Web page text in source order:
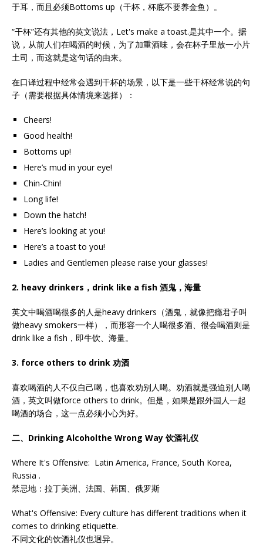
于耳，而且必须Bottoms up（干杯，杯底不要养金鱼）。
“干杯”还有其他的英文说法，Let's make a toast.是其中一个。据
说，从前人们在喝酒的时候，为了加重酒味，会在杯子里放一小片
土司，而这就是这句话的由来。
在口译过程中经常会遇到干杯的场景，以下是一些干杯经常说的句
子（需要根据具体情境来选择）：
Cheers!
Good health!
Bottoms up!
Here’s mud in your eye!
Chin-Chin!
Long life!
Down the hatch!
Here’s looking at you!
Here’s a toast to you!
Ladies and Gentlemen please raise your glasses!
2. heavy drinkers ，drink like a fish 酒鬼，海量
英文中喝酒喝很多的人是heavy drinkers（酒鬼，就像把瘾君子叫
做heavy smokers一样），而形容一个人喝很多酒、很会喝酒则是
drink like a fish，即牛饮、海量。
3. force others to drink 劝酒
喜欢喝酒的人不仅自己喝，也喜欢劝别人喝。劝酒就是强迫别人喝
酒，英文叫做force others to drink。但是，如果是跟外国人一起
喝酒的场合，这一点必须小心为好。
二、Drinking Alcoholthe Wrong Way 饮酒礼仪
Where It's Offensive: Latin America, France, South Korea,
Russia .
禁忌地：拉丁美洲、法国、韩国、俄罗斯
What's Offensive: Every culture has different traditions when it
comes to drinking etiquette.
不同文化的饮酒礼仪也迥异。